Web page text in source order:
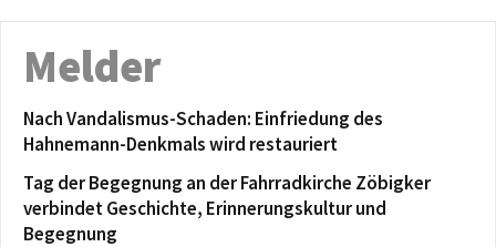
Melder
Nach Vandalismus-Schaden: Einfriedung des
Hahnemann-Denkmals wird restauriert
Tag der Begegnung an der Fahrradkirche Zöbigker
verbindet Geschichte, Erinnerungskultur und
Begegnung